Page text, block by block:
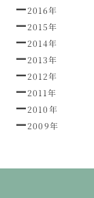
2016年
2015年
2014年
2013年
2012年
2011年
2010年
2009年